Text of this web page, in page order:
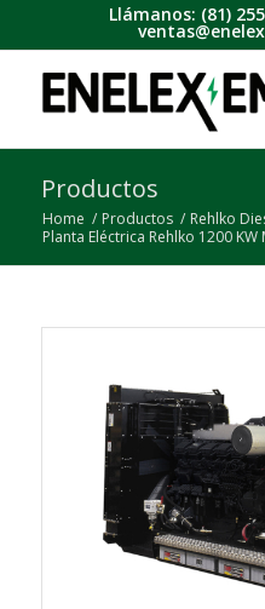
Llámanos: (81)
Productos
Home / Productos / Rehlko
Planta Eléctrica Rehlko 1200 KW